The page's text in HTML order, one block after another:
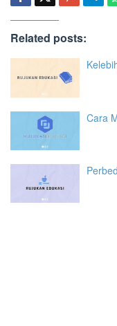
Related posts:
Cara